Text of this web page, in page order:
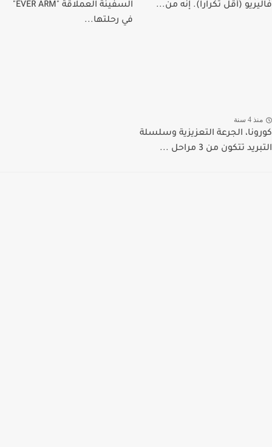
فاليريو (أقل تكرارا). إنه من...
السفينة العملاقة "EVER ARM"
في رحلتها...
منذ 4 سنة
كورونا، الجرعة التعزيزية وسلسلة
التبريد تتكون من 3 مراحل ...